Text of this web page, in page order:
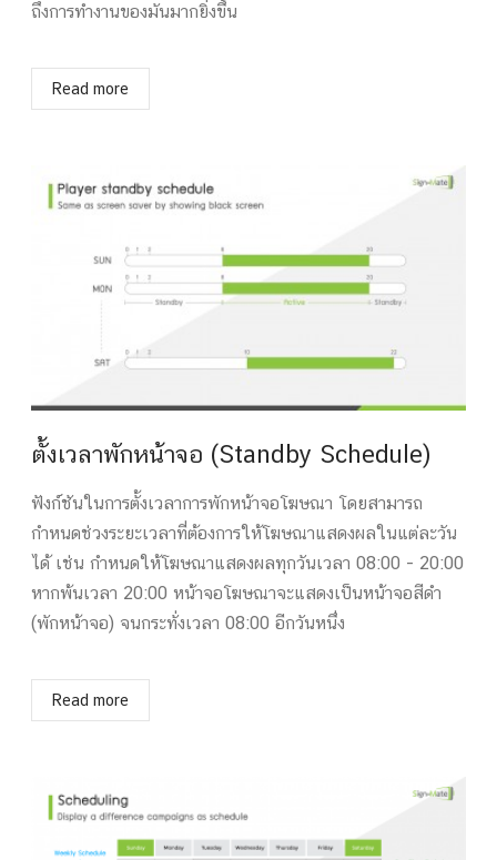
ถึงการทำงานของมันมากยิ่งขึ้น
Read more
ตั้งเวลาพักหน้าจอ (Standby Schedule)
ฟังก์ชันในการตั้งเวลาการพักหน้าจอโฆษณา โดยสามารถ
กำหนดช่วงระยะเวลาที่ต้องการให้โฆษณาแสดงผลในแต่ละวัน
ได้ เช่น กำหนดให้โฆษณาแสดงผลทุกวันเวลา 08:00 - 20:00
หากพ้นเวลา 20:00 หน้าจอโฆษณาจะแสดงเป็นหน้าจอสีดำ
(พักหน้าจอ) จนกระทั่งเวลา 08:00 อีกวันหนึ่ง
Read more